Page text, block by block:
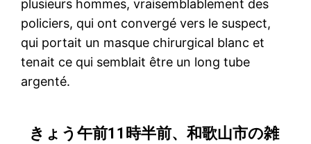
plusieurs hommes, vraisemblablement des
policiers, qui ont convergé vers le suspect,
qui portait un masque chirurgical blanc et
tenait ce qui semblait être un long tube
argenté.
きょう午前11時半前、和歌山市の雑